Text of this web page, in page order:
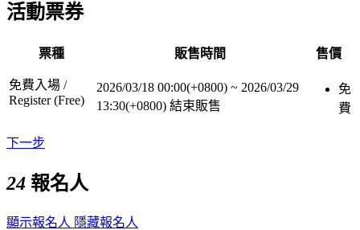
活動票券
票種 販售時間 售價
免費入場 /
Register (Free)
2026/03/18 00:00(+0800) ~ 2026/03/29
13:30(+0800) 結束販售
免
費
下一步
24 報名人
顯示報名人 隱藏報名人